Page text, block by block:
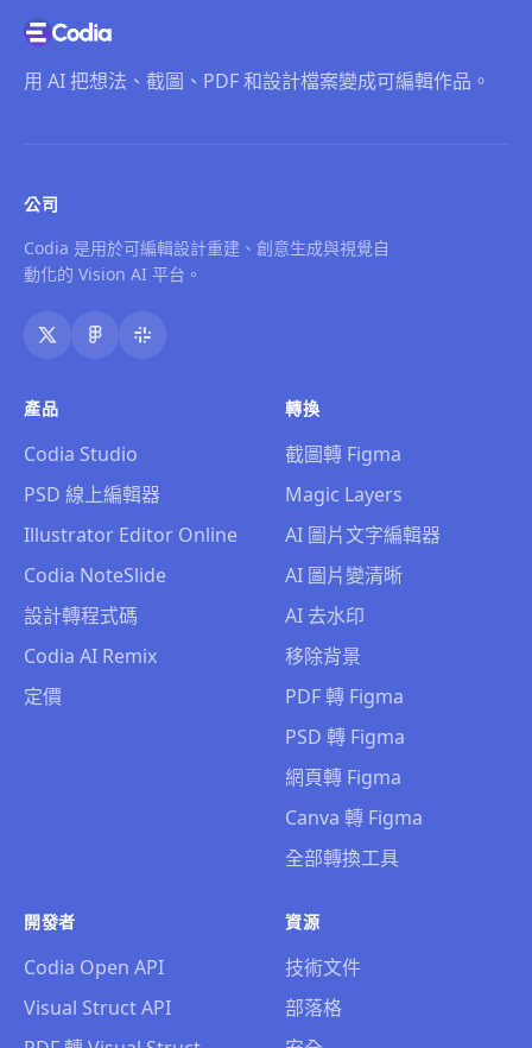
用 AI 把想法、截圖、PDF 和設計檔案變成可編輯作品。
公司
Codia 是用於可編輯設計重建、創意生成與視覺自
動化的 Vision AI 平台。
產品
Codia Studio
PSD 線上編輯器
Illustrator Editor Online
Codia NoteSlide
設計轉程式碼
Codia AI Remix
定價
轉換
截圖轉 Figma
Magic Layers
AI 圖片文字編輯器
AI 圖片變清晰
AI 去水印
移除背景
PDF 轉 Figma
PSD 轉 Figma
網頁轉 Figma
Canva 轉 Figma
全部轉換工具
開發者
Codia Open API
Visual Struct API
資源
技術文件
部落格